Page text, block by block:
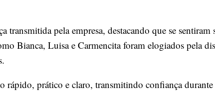
transmitida pela empresa, destacando que se sentiram
Bianca, Luisa e Carmencita foram elogiados pela
rápido, prático e claro, transmitindo confiança durante